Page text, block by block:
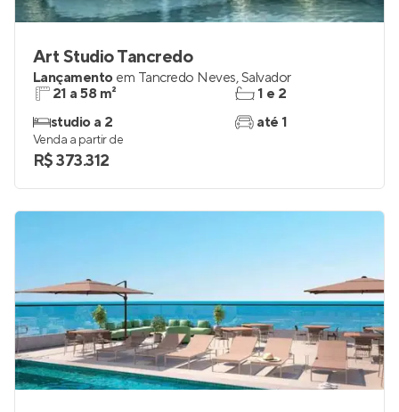
Art Studio Tancredo
Lançamento em Tancredo Neves,Salvador
21 a 58 m²
studio a 2
1 e 2
até 1
Venda a partir de
R$ 373.312